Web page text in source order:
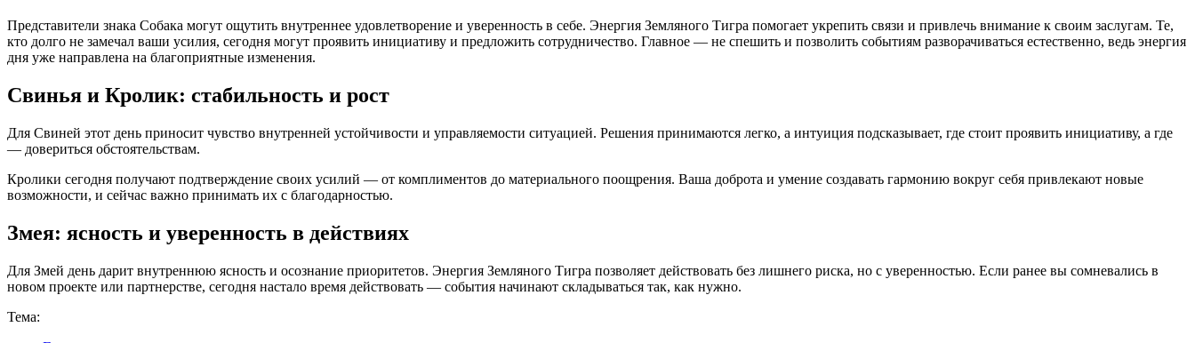
Представители знака Собака могут ощутить внутреннее удовлетворение и уверенность в себе. Энергия Земляного Тигра помогает укрепить связи и привлечь внимание к своим заслугам. Те,
кто долго не замечал ваши усилия, сегодня могут проявить инициативу и предложить сотрудничество. Главное — не спешить и позволить событиям разворачиваться естественно, ведь энергия
дня уже направлена на благоприятные изменения.
Свинья и Кролик: стабильность и рост
Для Свиней этот день приносит чувство внутренней устойчивости и управляемости ситуацией. Решения принимаются легко, а интуиция подсказывает, где стоит проявить инициативу, а где
— довериться обстоятельствам.
Кролики сегодня получают подтверждение своих усилий — от комплиментов до материального поощрения. Ваша доброта и умение создавать гармонию вокруг себя привлекают новые
возможности, и сейчас важно принимать их с благодарностью.
Змея: ясность и уверенность в действиях
Для Змей день дарит внутреннюю ясность и осознание приоритетов. Энергия Земляного Тигра позволяет действовать без лишнего риска, но с уверенностью. Если ранее вы сомневались в
новом проекте или партнерстве, сегодня настало время действовать — события начинают складываться так, как нужно.
Тема: